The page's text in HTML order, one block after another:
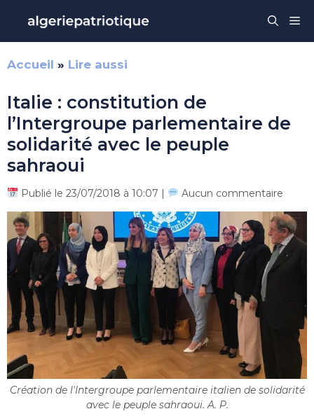
contenu
Accueil » Lire aussi
Italie : constitution de
l’Intergroupe parlementaire de
solidarité avec le peuple
sahraoui
Publié le 23/07/2018 à 10:07 | Aucun commentaire
Création de l'Intergroupe parlementaire italien de solidarité
avec le peuple sahraoui. A. P.